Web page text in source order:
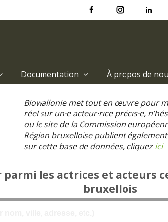
Documentation À propos de
Biowallonie met tout en œuvre pour
réel sur un·e acteur·rice précis·e,
ou le site de la Commission
Région bruxelloise publient
sur cette base de données, cliquezici
parmi les actrices et acteurs
bruxellois